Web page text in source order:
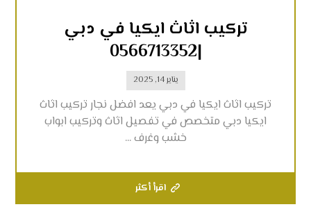
تركيب اثاث ايكيا في دبي
|0566713352
يناير 14, 2025
تركيب اثاث ايكيا في دبي يعد افضل نجار تركيب اثاث
ايكيا دبي متخصص في تفصيل اثاث وتركيب ابواب
خشب وغرف ...
اقرأ أكثر